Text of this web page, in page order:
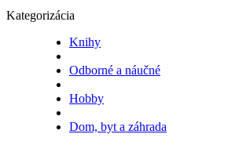
Kategorizácia
Knihy
Odborné a náučné
Hobby
Dom, byt a záhrada